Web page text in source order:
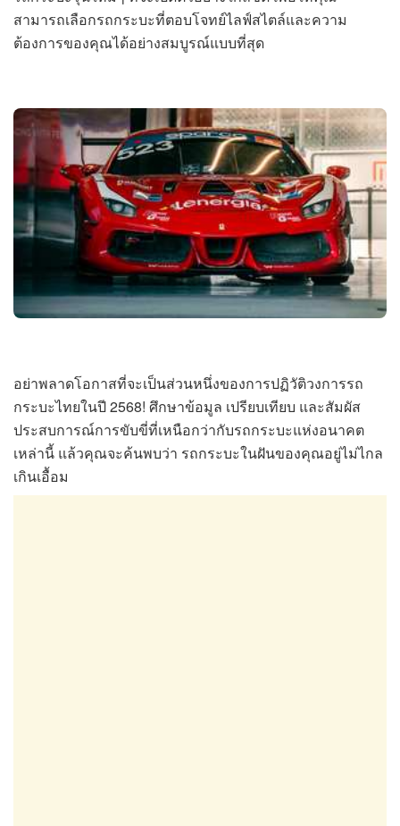
สามารถเลือกรถกระบะที่ตอบโจทย์ไลฟ์สไตล์และความ
ต้องการของคุณได้อย่างสมบูรณ์แบบที่สุด
อย่าพลาดโอกาสที่จะเป็นส่วนหนึ่งของการปฏิวัติวงการรถ
กระบะไทยในปี 2568! ศึกษาข้อมูล เปรียบเทียบ และสัมผัส
ประสบการณ์การขับขี่ที่เหนือกว่ากับรถกระบะแห่งอนาคต
เหล่านี้ แล้วคุณจะค้นพบว่า รถกระบะในฝันของคุณอยู่ไม่ไกล
เกินเอื้อม